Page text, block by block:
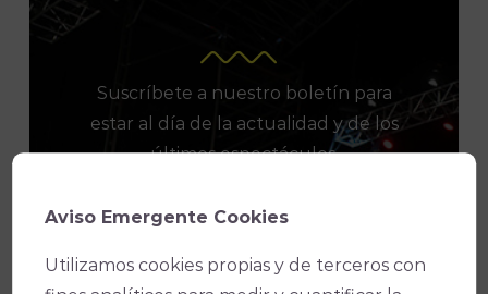
Suscríbete a nuestro boletín para
estar al día de la actualidad y de los
últimos espectáculos.
Aviso Emergente Cookies
Utilizamos cookies propias y de terceros con